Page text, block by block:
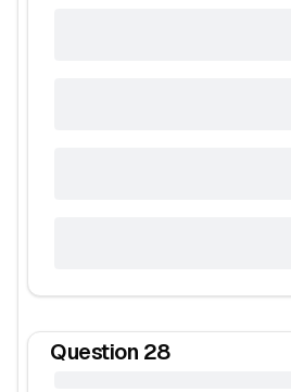
Question 28